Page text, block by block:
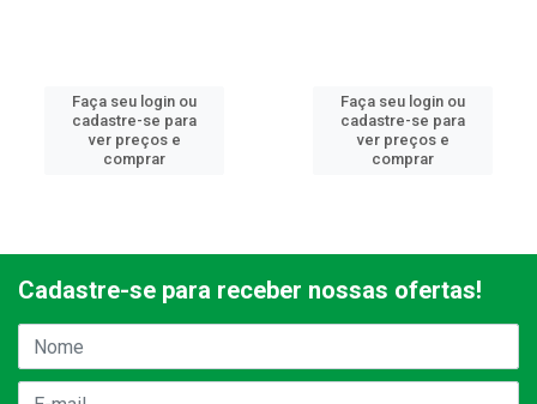
Faça seu login ou
cadastre-se para
ver preços e
comprar
Faça seu login ou
cadastre-se para
ver preços e
comprar
Cadastre-se para receber nossas ofertas!